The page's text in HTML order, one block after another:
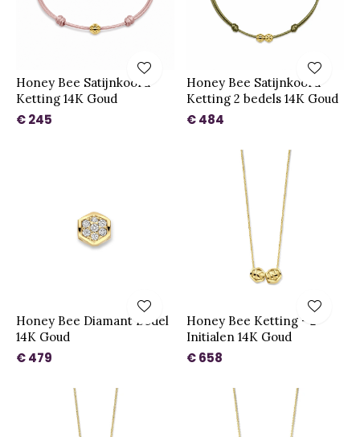
Honey Bee Satijnkoord
Ketting 14K Goud
€ 245
Honey Bee Satijnkoord
Ketting 2 bedels 14K Goud
€ 484
Honey Bee Diamant Bedel
14K Goud
€ 479
Honey Bee Ketting - 2
Initialen 14K Goud
€ 658